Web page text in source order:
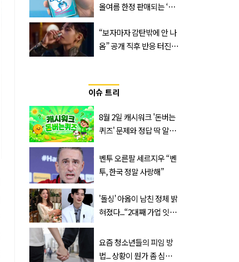
올여름 한정 판매되는 ‘최
“보자마자 감탄밖에 안 나
옴” 공개 직후 반응 터진
이슈 트리
8월 2일 캐시워크 '돈버는
퀴즈' 문제와 정답 딱 알려
벤투 오른팔 세르지우 “벤
투, 한국 정말 사랑해”
'돌싱' 아옳이 남친 정체 밝
혀졌다...“2대째 가업 잇는
요즘 청소년들의 피임 방
법... 상황이 뭔가 좀 심각